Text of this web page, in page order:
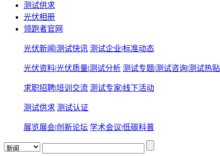
测试供求
光伏相册
领跑者官网
光伏新闻 |测试快讯 测试企业|标准动态
光伏资料|光伏质量|测试分析 测试专题|测试咨询|测试热贴
求职招聘|培训交流 测试专家|线下活动
测试供求 测试认证
展览展会|创新论坛 学术会议|低碳科普